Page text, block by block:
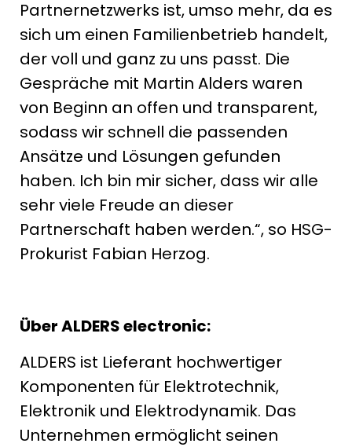
Partnernetzwerks ist, umso mehr, da es
sich um einen Familienbetrieb handelt,
der voll und ganz zu uns passt. Die
Gespräche mit Martin Alders waren
von Beginn an offen und transparent,
sodass wir schnell die passenden
Ansätze und Lösungen gefunden
haben. Ich bin mir sicher, dass wir alle
sehr viele Freude an dieser
Partnerschaft haben werden.“, so HSG-
Prokurist Fabian Herzog.
Über ALDERS electronic:
ALDERS ist Lieferant hochwertiger
Komponenten für Elektrotechnik,
Elektronik und Elektrodynamik. Das
Unternehmen ermöglicht seinen